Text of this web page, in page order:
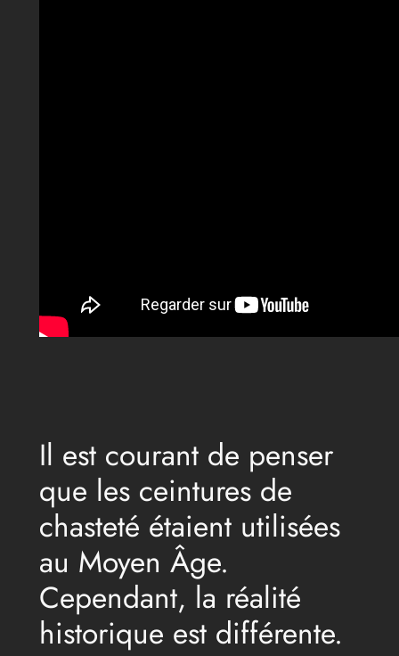
Il est courant de penser
que les ceintures de
chasteté étaient utilisées
au Moyen Âge.
Cependant, la réalité
historique est différente.